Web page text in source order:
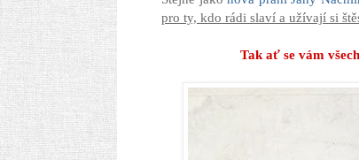
pro ty, kdo rádi slaví a užívají si
Tak ať se vám